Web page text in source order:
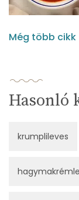
Még több cikk
Hasonló
krumplileves